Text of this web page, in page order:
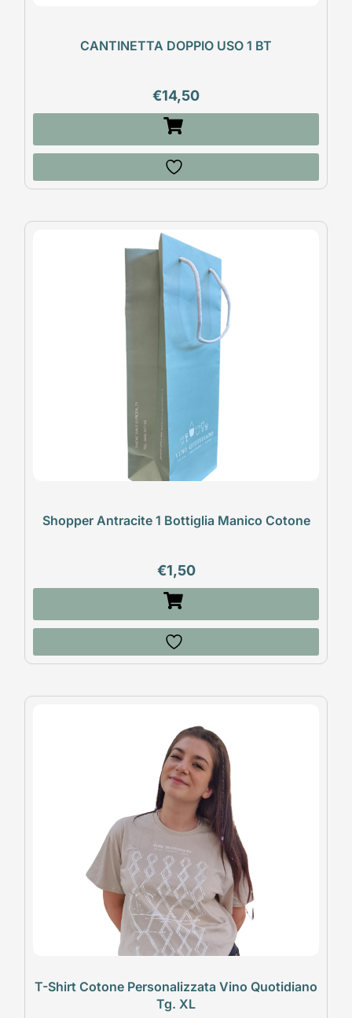
CANTINETTA DOPPIO USO 1 BT
€14,50
Shopper Antracite 1 Bottiglia Manico Cotone
€1,50
T-Shirt Cotone Personalizzata Vino Quotidiano
Tg. XL